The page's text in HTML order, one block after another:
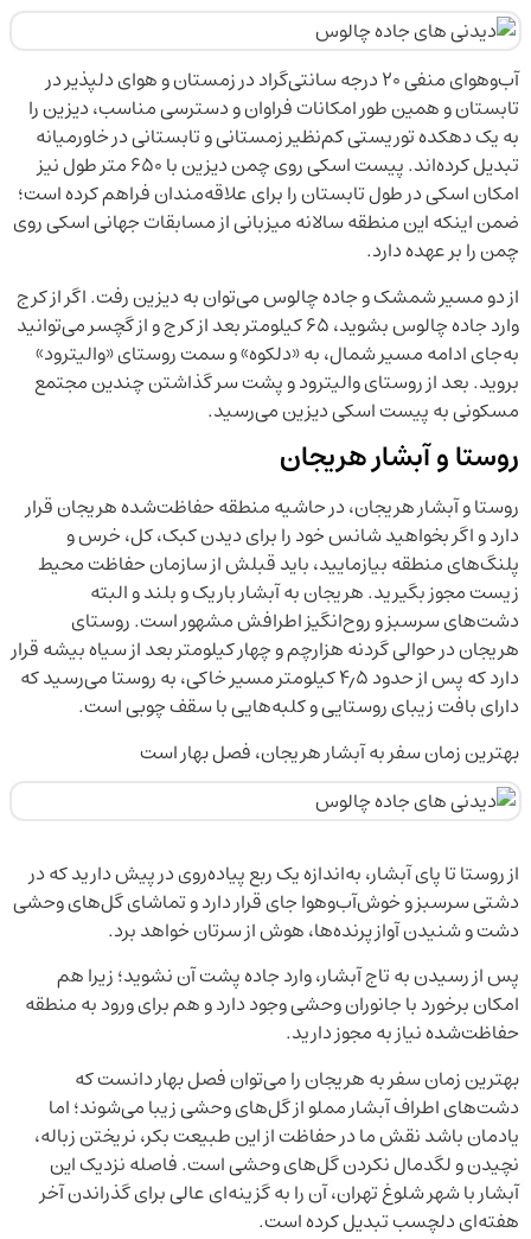
آب‌وهوای منفی ۲۰ درجه سانتی‌گراد در زمستان و هوای دلپذیر در
تابستان و همین طور امکانات فراوان و دسترسی مناسب، دیزین را
به یک دهکده توریستی کم‌نظیر زمستانی و تابستانی در خاورمیانه
تبدیل کرده‌اند. پیست اسکی روی چمن دیزین با ۶۵۰ متر طول نیز
امکان اسکی در طول تابستان را برای علاقه‌مندان فراهم کرده است؛
ضمن اینکه این منطقه سالانه میزبانی از مسابقات جهانی اسکی روی
چمن را بر عهده دارد.
از دو مسیر شمشک و جاده چالوس می‌توان به دیزین رفت. اگر از کرج
وارد جاده چالوس بشوید، ۶۵ کیلومتر بعد از کرج و از گچسر می‌توانید
به‌جای ادامه مسیر شمال، به «دلکوه» و سمت روستای «والیترود»
بروید. بعد از روستای والیترود و پشت سر گذاشتن چندین مجتمع
مسکونی به پیست اسکی دیزین می‌رسید.
روستا و آبشار هریجان
روستا و آبشار هریجان، در حاشیه منطقه حفاظت‌شده هریجان قرار
دارد و اگر بخواهید شانس خود را برای دیدن کبک، کل، خرس و
پلنگ‌های منطقه بیازمایید، باید قبلش از سازمان حفاظت محیط
زیست مجوز بگیرید. هریجان به آبشار باریک و بلند و البته
دشت‌های سرسبز و روح‌انگیز اطرافش مشهور است. روستای
هریجان در حوالی گردنه هزارچم و چهار کیلومتر بعد از سیاه بیشه قرار
دارد که پس از حدود ۴٫۵ کیلومتر مسیر خاکی، به روستا می‌رسید که
دارای بافت زیبای روستایی و کلبه‌هایی با سقف چوبی است.
بهترین زمان سفر به آبشار هریجان، فصل بهار است
از روستا تا پای آبشار، ‌به‌اندازه یک ربع پیاده‌روی در پیش دارید که در
دشتی سرسبز و خوش‌آب‌وهوا جای قرار دارد و تماشای گل‌های وحشی
دشت و شنیدن آواز پرنده‌ها، هوش از سرتان خواهد برد.
پس از رسیدن به تاج آبشار، وارد جاده پشت آن نشوید؛ زیرا هم
امکان برخورد با جانوران وحشی وجود دارد و هم برای ورود به منطقه
حفاظت‌شده نیاز به مجوز دارید.
بهترین زمان سفر به هریجان را می‌توان فصل بهار دانست که
دشت‌های اطراف آبشار مملو از گل‌های وحشی زیبا می‌شوند؛ اما
یادمان باشد نقش ما در حفاظت از این طبیعت بکر، نریختن زباله،
نچیدن و لگدمال نکردن گل‌های وحشی است. فاصله نزدیک این
آبشار با شهر شلوغ تهران، آن را به گزینه‌ای عالی برای گذراندن آخر
هفته‌ای دلچسب تبدیل کرده است.